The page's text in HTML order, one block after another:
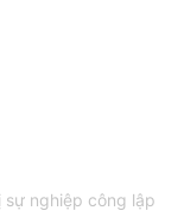
nghiệp công lập